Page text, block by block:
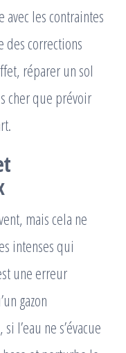
les contraintes
des corrections
réparer un sol
cher que prévoir
mais cela ne
intenses qui
une erreur
gazon
l’eau ne s’évacue